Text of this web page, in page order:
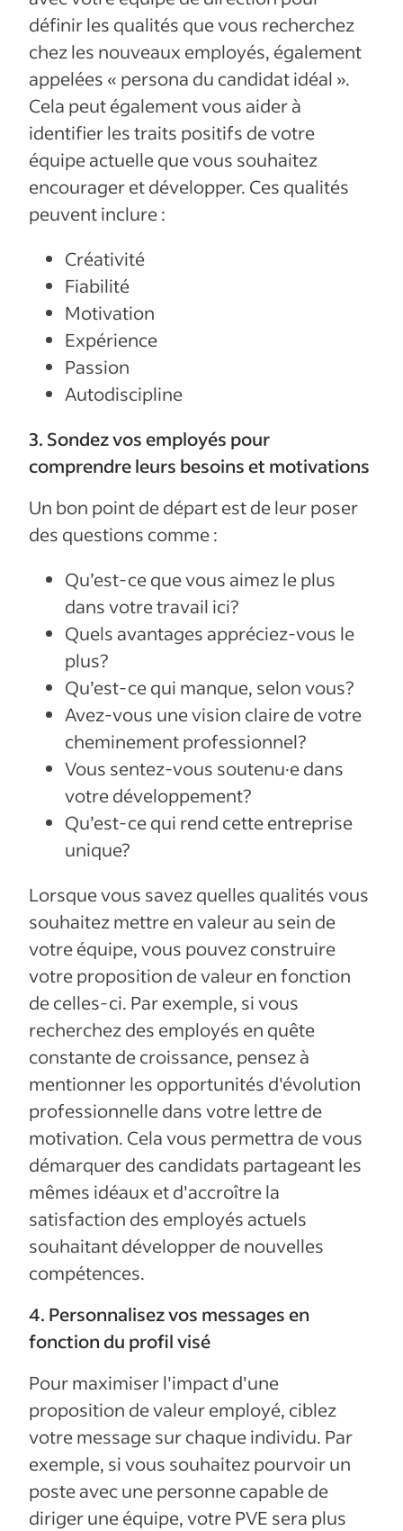
définir les qualités que vous recherchez
chez les nouveaux employés, également
appelées « persona du candidat idéal ».
Cela peut également vous aider à
identifier les traits positifs de votre
équipe actuelle que vous souhaitez
encourager et développer. Ces qualités
peuvent inclure :
Créativité
Fiabilité
Motivation
Expérience
Passion
Autodiscipline
3. Sondez vos employés pour
comprendre leurs besoins et motivations
Un bon point de départ est de leur poser
des questions comme :
Qu’est-ce que vous aimez le plus
dans votre travail ici?
Quels avantages appréciez-vous le
plus?
Qu’est-ce qui manque, selon vous?
Avez-vous une vision claire de votre
cheminement professionnel?
Vous sentez-vous soutenu·e dans
votre développement?
Qu’est-ce qui rend cette entreprise
unique?
Lorsque vous savez quelles qualités vous
souhaitez mettre en valeur au sein de
votre équipe, vous pouvez construire
votre proposition de valeur en fonction
de celles-ci. Par exemple, si vous
recherchez des employés en quête
constante de croissance, pensez à
mentionner les opportunités d'évolution
professionnelle dans votre lettre de
motivation. Cela vous permettra de vous
démarquer des candidats partageant les
mêmes idéaux et d'accroître la
satisfaction des employés actuels
souhaitant développer de nouvelles
compétences.
4. Personnalisez vos messages en
fonction du profil visé
Pour maximiser l'impact d'une
proposition de valeur employé, ciblez
votre message sur chaque individu. Par
exemple, si vous souhaitez pourvoir un
poste avec une personne capable de
diriger une équipe, votre PVE sera plus